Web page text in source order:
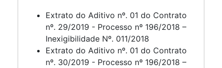
Extrato do Aditivo nº. 01 do Contrato
nº. 29/2019 - Processo nº 196/2018 –
Inexigibilidade Nº. 011/2018
Extrato do Aditivo nº. 01 do Contrato
nº. 30/2019 - Processo nº 196/2018 –